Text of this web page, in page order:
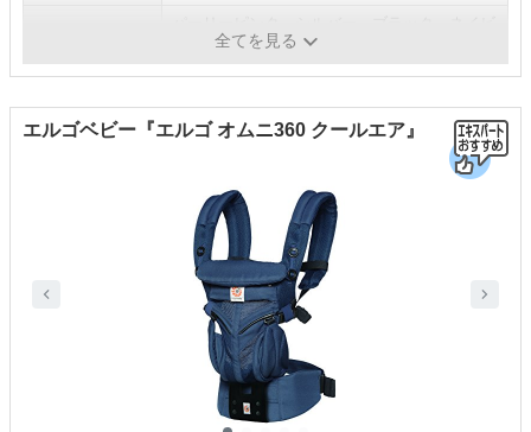
ーブルーなど全7色
全てを見る
エルゴベビー『エルゴ オムニ360 クールエア』